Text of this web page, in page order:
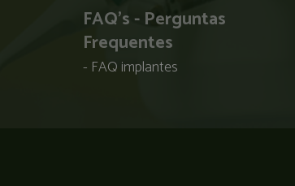
FAQ's - Perguntas
Frequentes
FAQ implantes